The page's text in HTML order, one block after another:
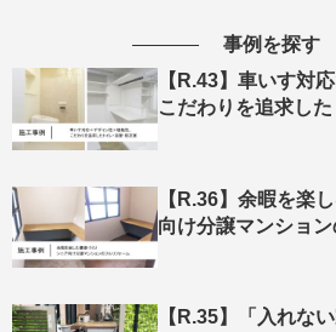
事例を探す
【R.43】車いす対
こだわりを追求し
【R.36】余暇を楽
向け分譲マンショ
【R.35】「入れな